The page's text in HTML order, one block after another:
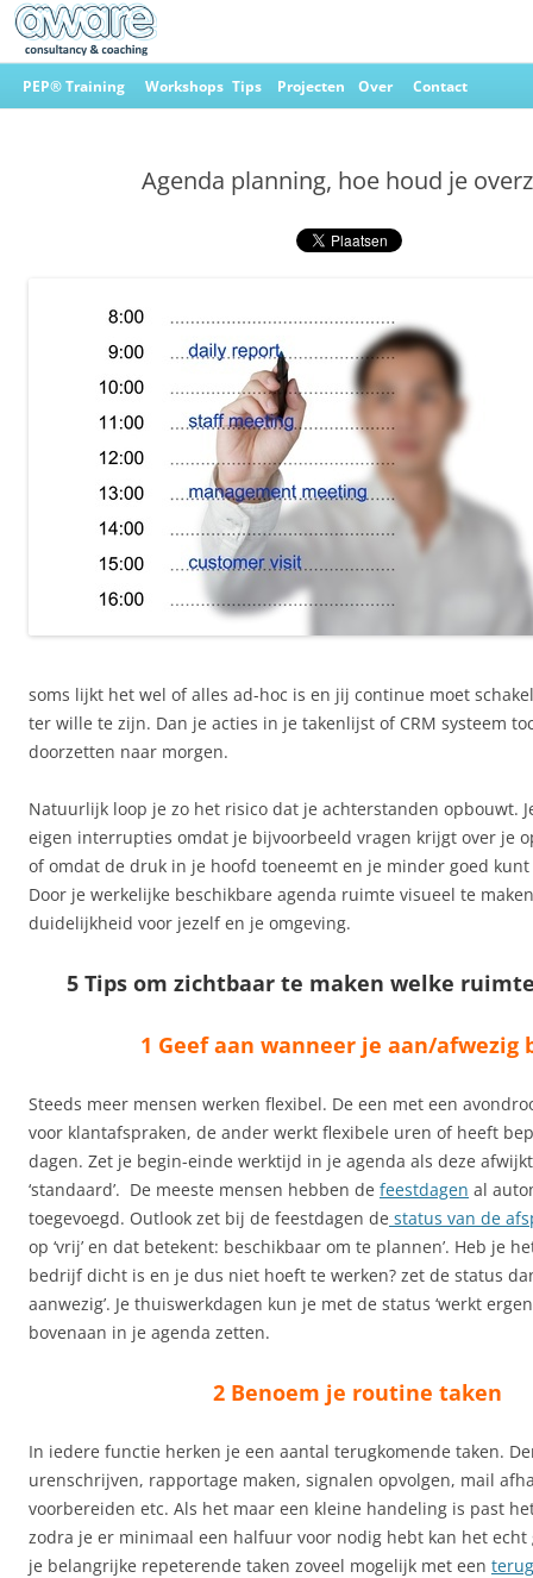
Ga
naar
PEP® Training Workshops Tips Projecten Over Contact
Agenda planning, hoe houd je
soms lijkt het wel of alles ad-hoc is en jij continue moet
ter wille te zijn. Dan je acties in je takenlijst of CRM systeem
doorzetten naar morgen.
Natuurlijk loop je zo het risico dat je achterstanden opbouwt.
eigen interrupties omdat je bijvoorbeeld vragen krijgt over je
of omdat de druk in je hoofd toeneemt en je minder goed
Door je werkelijke beschikbare agenda ruimte visueel te
duidelijkheid voor jezelf en je omgeving.
5 Tips om zichtbaar te maken welke
1 Geef aan wanneer je aan/afwezig
Steeds meer mensen werken flexibel. De een met een
voor klantafspraken, de ander werkt flexibele uren of heeft
dagen. Zet je begin-einde werktijd in je agenda als deze
‘standaard’. De meeste mensen hebben de feestdagen al
toegevoegd. Outlook zet bij de feestdagen de status van de
op ‘vrij’ en dat betekent: beschikbaar om te plannen’. Heb je
bedrijf dicht is en je dus niet hoeft te werken? zet de status
aanwezig’. Je thuiswerkdagen kun je met de status ‘werkt
bovenaan in je agenda zetten.
2 Benoem je routine taken
In iedere functie herken je een aantal terugkomende taken.
urenschrijven, rapportage maken, signalen opvolgen, mail
voorbereiden etc. Als het maar een kleine handeling is past
zodra je er minimaal een halfuur voor nodig hebt kan het echt
je belangrijke repeterende taken zoveel mogelijk met een